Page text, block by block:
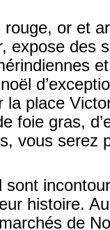
or et
expose des
la place
foie gras,
vous serez
histoire.
de